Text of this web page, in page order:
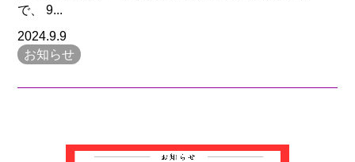
で、 9...
2024.9.9
お知らせ